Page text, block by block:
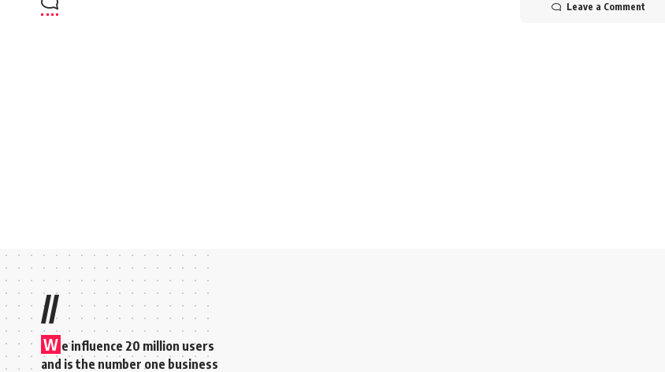
Leave a Comment
//
W e influence 20 million users
and is the number one business